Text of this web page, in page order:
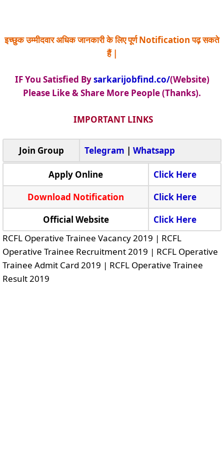
इच्छुक उम्मीदवार अधिक जानकारी के लिए पूर्ण Notification पढ़ सकते
हैं |
IF You Satisfied Bysarkarijobfind.co/(Website)
Please Like & Share More People (Thanks).
IMPORTANT LINKS
Join Group Telegram | Whatsapp
Apply Online
Click Here
Download Notification
Click Here
Official Website
Click Here
RCFL Operative Trainee Vacancy 2019 | RCFL
Operative Trainee Recruitment 2019 | RCFL Operative
Trainee Admit Card 2019 | RCFL Operative Trainee
Result 2019